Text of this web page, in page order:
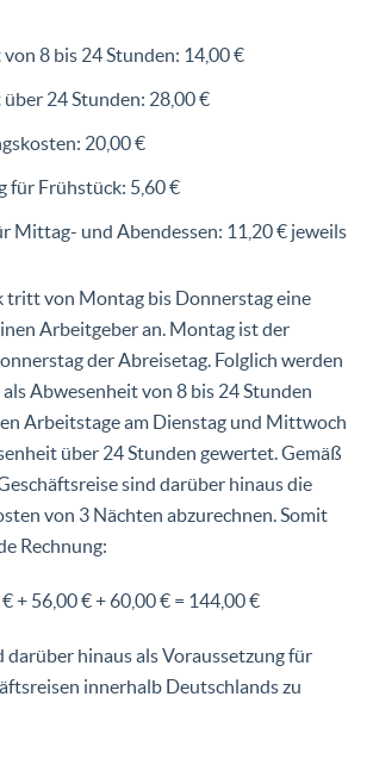
8 bis 24 Stunden: 14,00 €
24 Stunden: 28,00 €
20,00 €
für Frühstück: 5,60 €
Mittag- und Abendessen: 11,20 € jeweils
von Montag bis Donnerstag eine
Arbeitgeber an. Montag ist der
der Abreisetag. Folglich werden
als Abwesenheit von 8 bis 24 Stunden
Arbeitstage am Dienstag und Mittwoch
über 24 Stunden gewertet. Gemäß
sind darüber hinaus die
von 3 Nächten abzurechnen. Somit
Rechnung:
+ 56,00 € + 60,00 € = 144,00 €
darüber hinaus als Voraussetzung für
innerhalb Deutschlands zu